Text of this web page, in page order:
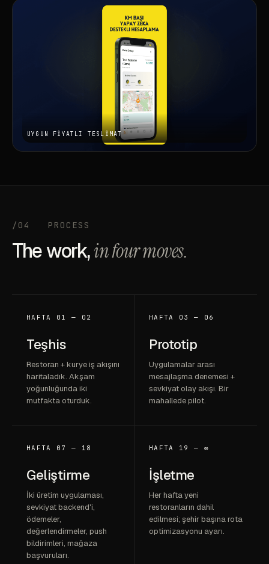
/04 PROCESS
The work,in four moves.
HAFTA 01 — 02
Teşhis
Restoran + kurye iş akışını
haritaladık. Akşam
yoğunluğunda iki
mutfakta oturduk.
HAFTA 03 — 06
Prototip
Uygulamalar arası
mesajlaşma denemesi +
sevkiyat olay akışı. Bir
mahallede pilot.
HAFTA 07 — 18
Geliştirme
İki üretim uygulaması,
sevkiyat backend'i,
ödemeler,
değerlendirmeler, push
bildirimleri, mağaza
başvuruları.
HAFTA 19 — ∞
İşletme
Her hafta yeni
restoranların dahil
edilmesi; şehir başına rota
optimizasyonu ayarı.